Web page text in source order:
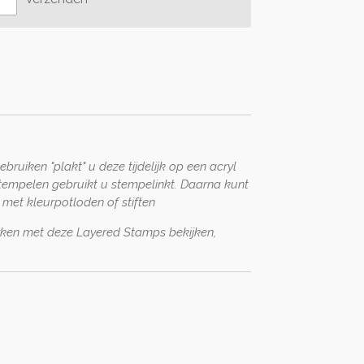
"plakt" u deze tijdelijk op een acryl
gebruikt u stempelinkt. Daarna kunt
kleurpotloden of stiften
met deze Layered Stamps bekijken,